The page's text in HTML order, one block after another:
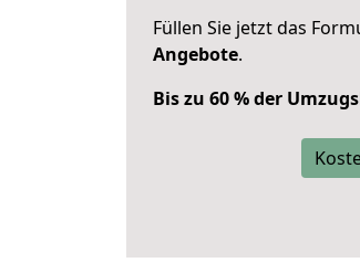
Füllen Sie jetzt das
Angebote.
Bis zu 60 % der